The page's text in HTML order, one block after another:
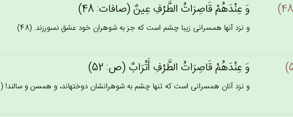
وَ عِنْدَهُم‌ْ قَاصِرَات‌ُ الطَّرْف‌ِ عِين‌ٌ (صافات: 48)
و نزد آنها همسرانى زيبا چشم است كه جز به شوهران خود عشق نمى‏ورزند. (48)
وَ عِنْدَهُم‌ْ قَاصِرَات‌ُ الطَّرْف‌ِ أَتْرَاب‌ٌ (ص: 52)
و نزد آنان همسرانى است كه تنها چشم به شوهرانشان دوخته‏اند، و همسن و سالند! (52)